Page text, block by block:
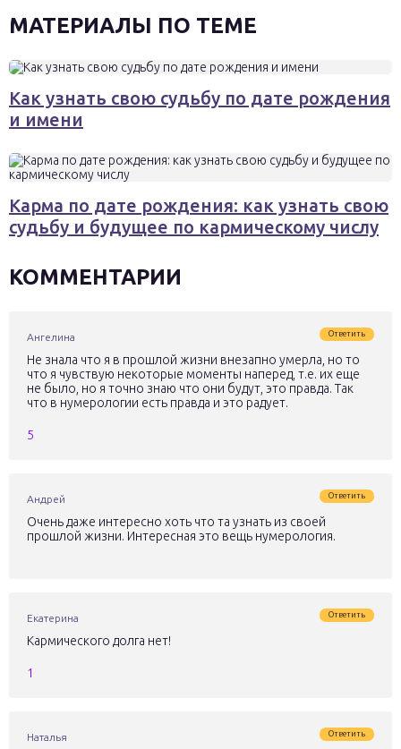
МАТЕРИАЛЫ ПО ТЕМЕ
Как узнать свою судьбу по дате рождения
и имени
Карма по дате рождения: как узнать свою
судьбу и будущее по кармическому числу
КОММЕНТАРИИ
Ангелина Ответить
Не знала что я в прошлой жизни внезапно умерла, но то
что я чувствую некоторые моменты наперед, т.е. их еще
не было, но я точно знаю что они будут, это правда. Так
что в нумерологии есть правда и это радует.
5
Андрей Ответить
Очень даже интересно хоть что та узнать из своей
прошлой жизни. Интересная это вещь нумерология.
Екатерина Ответить
Кармического долга нет!
1
Наталья Ответить